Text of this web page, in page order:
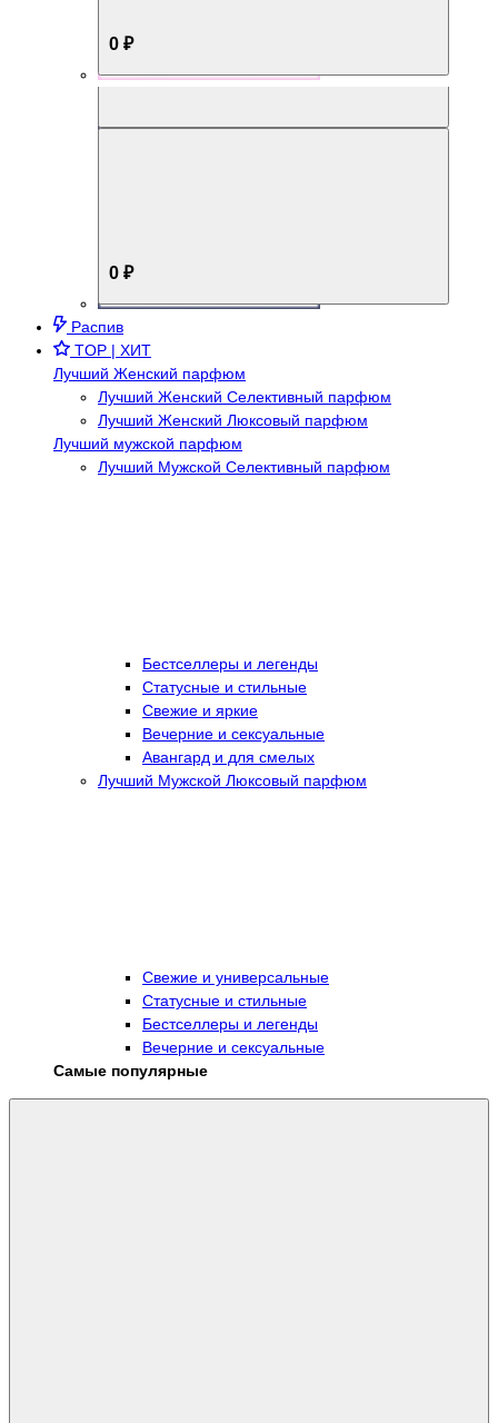
0 ₽
0 ₽
Распив
TOP | ХИТ
Лучший Женский парфюм
Лучший Женский Селективный парфюм
Лучший Женский Люксовый парфюм
Лучший мужской парфюм
Лучший Мужской Селективный парфюм
Бестселлеры и легенды
Статусные и стильные
Свежие и яркие
Вечерние и сексуальные
Авангард и для смелых
Лучший Мужской Люксовый парфюм
Свежие и универсальные
Статусные и стильные
Бестселлеры и легенды
Вечерние и сексуальные
Самые популярные